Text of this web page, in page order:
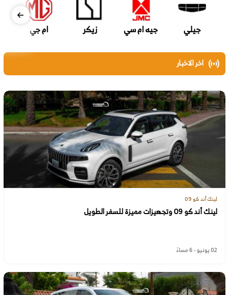
جيلي جيه ام سي زيكر ام جي
اخر الاخبار
لينك أند كو 09
لينك أند كو 09 وتجهيزات مميزة للسفر الطويل
02 يونيو - 6 مساءً